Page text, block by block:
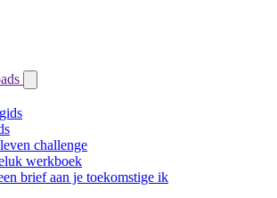
challenge
werkboek
brief aan je toekomstige ik